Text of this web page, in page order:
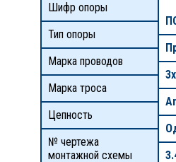
Шифр опоры
Тип опоры
Марка проводов
Марка троса
Цепность
№ чертежа
монтажной схемы